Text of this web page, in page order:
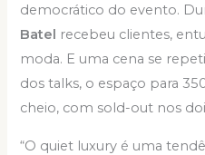
democrático do evento.
Batel recebeu clientes,
moda. E uma cena se
dos talks, o espaço para
cheio, com sold-out nos
“O quiet luxury é uma